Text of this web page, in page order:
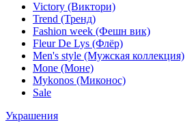
Victory (Виктори)
Trend (Тренд)
Fashion week (Фешн вик)
Fleur De Lys (Флёр)
Men's style (Мужская коллекция)
Mone (Моне)
Mykonos (Миконос)
Sale
Украшения